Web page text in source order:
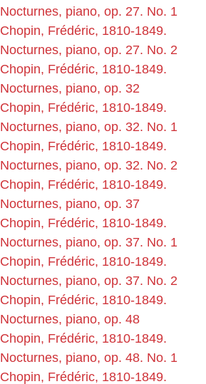
Nocturnes, piano, op. 27. No. 1
Chopin, Frédéric, 1810-1849.
Nocturnes, piano, op. 27. No. 2
Chopin, Frédéric, 1810-1849.
Nocturnes, piano, op. 32
Chopin, Frédéric, 1810-1849.
Nocturnes, piano, op. 32. No. 1
Chopin, Frédéric, 1810-1849.
Nocturnes, piano, op. 32. No. 2
Chopin, Frédéric, 1810-1849.
Nocturnes, piano, op. 37
Chopin, Frédéric, 1810-1849.
Nocturnes, piano, op. 37. No. 1
Chopin, Frédéric, 1810-1849.
Nocturnes, piano, op. 37. No. 2
Chopin, Frédéric, 1810-1849.
Nocturnes, piano, op. 48
Chopin, Frédéric, 1810-1849.
Nocturnes, piano, op. 48. No. 1
Chopin, Frédéric, 1810-1849.